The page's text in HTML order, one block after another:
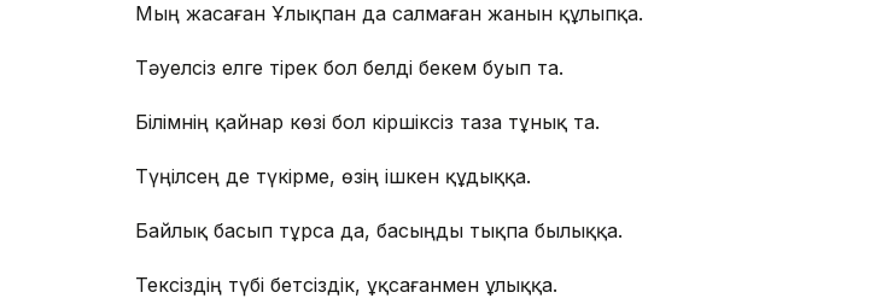
Мың жасаған Ұлықпан да салмаған жанын құлыпқа.
Тәуелсіз елге тірек бол белді бекем буып та.
Білімнің қайнар көзі бол кіршіксіз таза тұнық та.
Түңілсең де түкірме, өзің ішкен құдыққа.
Байлық басып тұрса да, басыңды тықпа былыққа.
Тексіздің түбі бетсіздік, ұқсағанмен ұлыққа.